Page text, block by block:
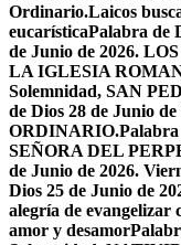
Ordinario.Laicos
eucarísticaPalabra de
de Junio de 2026.
LA IGLESIA
Solemnidad, SAN
de Dios 28 de Junio
ORDINARIO.
SEÑORA DEL
de Junio de 2026.
Dios 25 de Junio de
alegría de evangelizar
amor y desamor